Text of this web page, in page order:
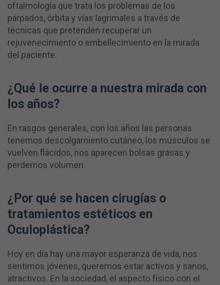
oftalmología que trata los problemas de los
párpados, órbita y vías lagrimales a través de
técnicas que pretenden recuperar un
rejuvenecimiento o embellecimiento en la mirada
del paciente.
¿Qué le ocurre a nuestra mirada con
los años?
En rasgos generales, con los años las personas
tenemos descolgamiento cutáneo, los músculos se
vuelven flácidos, nos aparecen bolsas grasas y
perdemos volumen.
¿Por qué se hacen cirugías o
tratamientos estéticos en
Oculoplástica?
Hoy en día hay una mayor esperanza de vida, nos
sentimos jóvenes, queremos estar activos y sanos,
atractivos. En la sociedad, el aspecto físico con el